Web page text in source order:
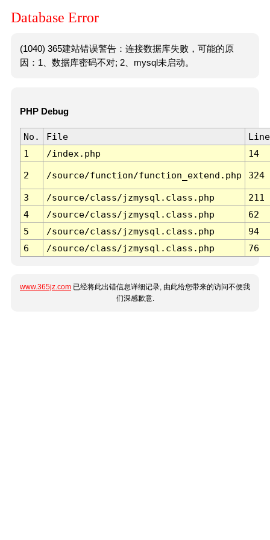
Database Error
(1040) 365建站错误警告：连接数据库失败，可能的原
因：1、数据库密码不对; 2、mysql未启动。
PHP Debug
No. File
Line
1
/index.php 14
2 /source/function/function_extend.php 324
3 /source/class/jzmysql.class.php
211
4
/source/class/jzmysql.class.php
62
5
/source/class/jzmysql.class.php
94
6
/source/class/jzmysql.class.php 76
www.365jz.com 已经将此出错信息详细记录, 由此给您带来的访问不便我
们深感歉意.